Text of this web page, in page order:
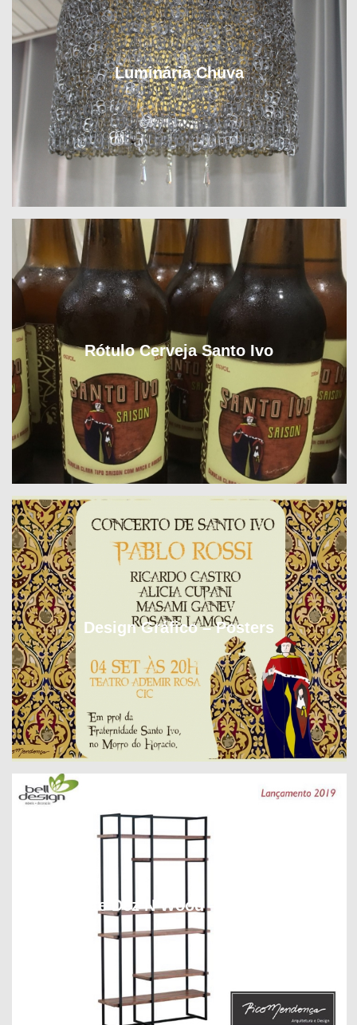
Luminária Chuva
Rótulo Cerveja Santo Ivo
Design Gráfico – Posters
Estante Dez N Wood – Bell Design